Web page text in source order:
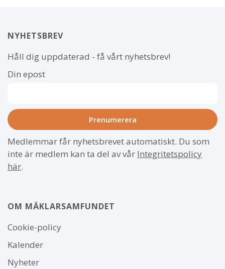
NYHETSBREV
Håll dig uppdaterad - få vårt nyhetsbrev!
Din epost
Medlemmar får nyhetsbrevet automatiskt. Du som
inte är medlem kan ta del av vår Integritetspolicy
här.
OM MÄKLARSAMFUNDET
Om
webbplatsen
Cookie-policy
Kalender
Nyheter